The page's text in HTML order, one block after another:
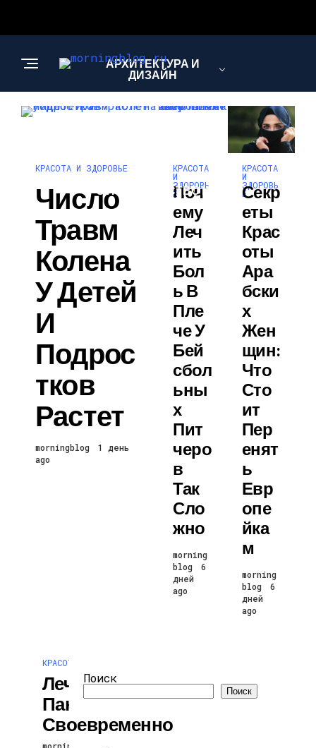
АРХИТЕКТУРА И
ДИЗАЙН
СТРОИТЕЛЬСТВО И
РЕМОНТ
КРАСОТА И ЗДОРОВЬЕ
Число
Травм
Колена
У Детей
И
Подрос
Тков
Растет
morningblog
1 день
ago
КРАСОТА
И
ЗДОРОВЬ
Е
Поч
Ему
Леч
Ить
Бол
Ь В
Пле
Че У
Бей
Сбол
Ьны
Х
Пит
Черо
В
Так
Сло
Жно
morning
blog
6
дней
ago
КРАСОТА
И
ЗДОРОВЬ
Е
Секр
Еты
Крас
Оты
Ара
Бски
Х
Жен
Щин:
Что
Сто
Ит
Пер
Енят
Ь
Евр
Опе
Йка
М
morning
blog
6
дней
ago
КРАСОТА И ЗДОРОВЬЕ
Лечите
Панкреатит
Своевременно
morningblog
Поиск
Поиск